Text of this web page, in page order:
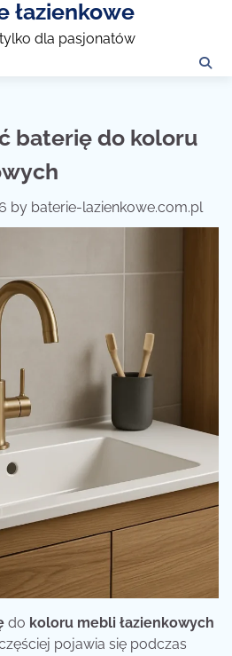
łazienkowe
dla pasjonatów
baterię do koloru
by baterie-lazienkowe.com.pl
do koloru mebli łazienkowych
pojawia się podczas